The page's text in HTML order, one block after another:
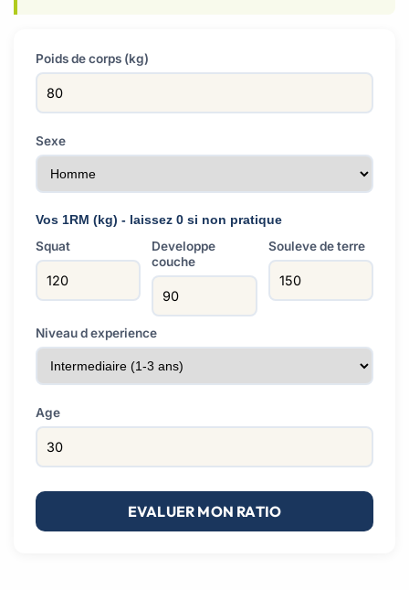
Poids de corps (kg)
Sexe
Vos 1RM (kg) - laissez 0 si non pratique
Squat
Developpe
couche
Souleve de terre
Niveau d experience
Age
EVALUER MON RATIO